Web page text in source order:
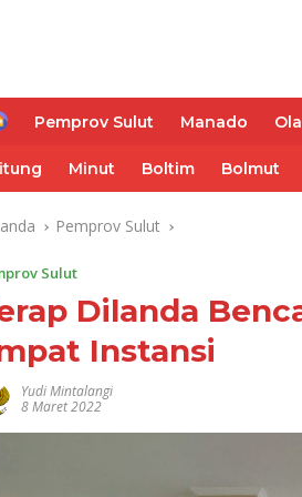
H
e
Pemprov Sulut Manado
Minut Boltim Bolmut
Pemprov Sulut
Sulut
Dilanda
Instansi
Yudi Mintalangi
8 Maret 2022